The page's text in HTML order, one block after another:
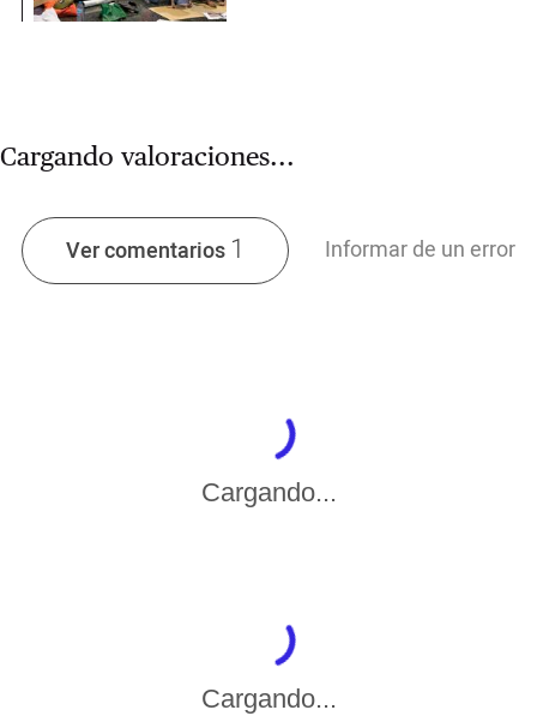
Cargando valoraciones...
Ver comentarios 1 Informar de un error
Cargando...
Cargando...